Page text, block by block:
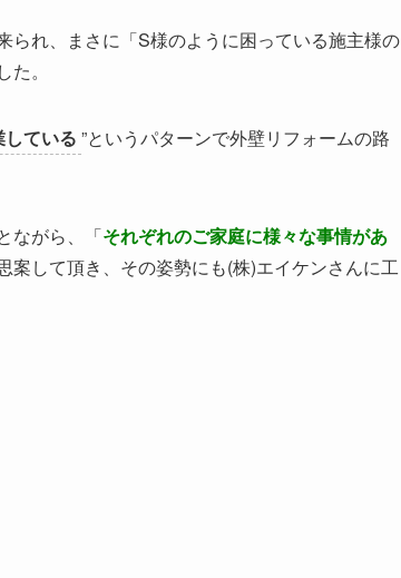
られ、まさに「S様のように困っている施主様の
。
ている ”というパターンで外壁リフォームの路
ながら、「それぞれのご家庭に様々な事情があ
案して頂き、その姿勢にも(株)エイケンさんに工